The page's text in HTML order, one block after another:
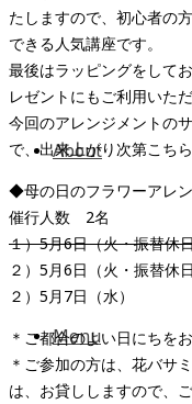
About
Menu
たしますので、初心者の
できる人気講座です。
最後はラッピングをして
レゼントにもご利用いただ
今回のアレンジメントの
で、出来上がり次第こち
◆母の日のフラワーアレ
催行人数 2名
１）5月6日（火・振替
２）5月6日（火・振替
２）5月7日（水）
＊ご都合のよい日にちを
＊ご参加の方は、花バサ
は、お貸ししますので、